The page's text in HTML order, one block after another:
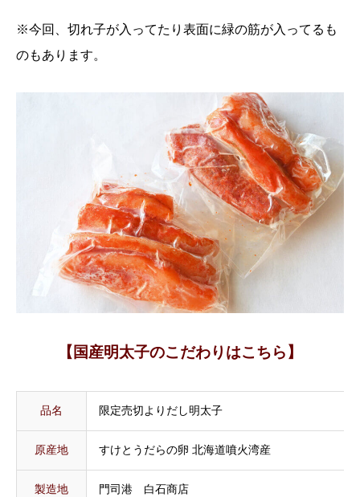
※今回、切れ子が入ってたり表面に緑の筋が入ってるも
のもあります。
【国産明太子のこだわりはこちら】
品名 限定売切よりだし明太子
原産地 すけとうだらの卵 北海道噴火湾産
製造地 門司港 白石商店